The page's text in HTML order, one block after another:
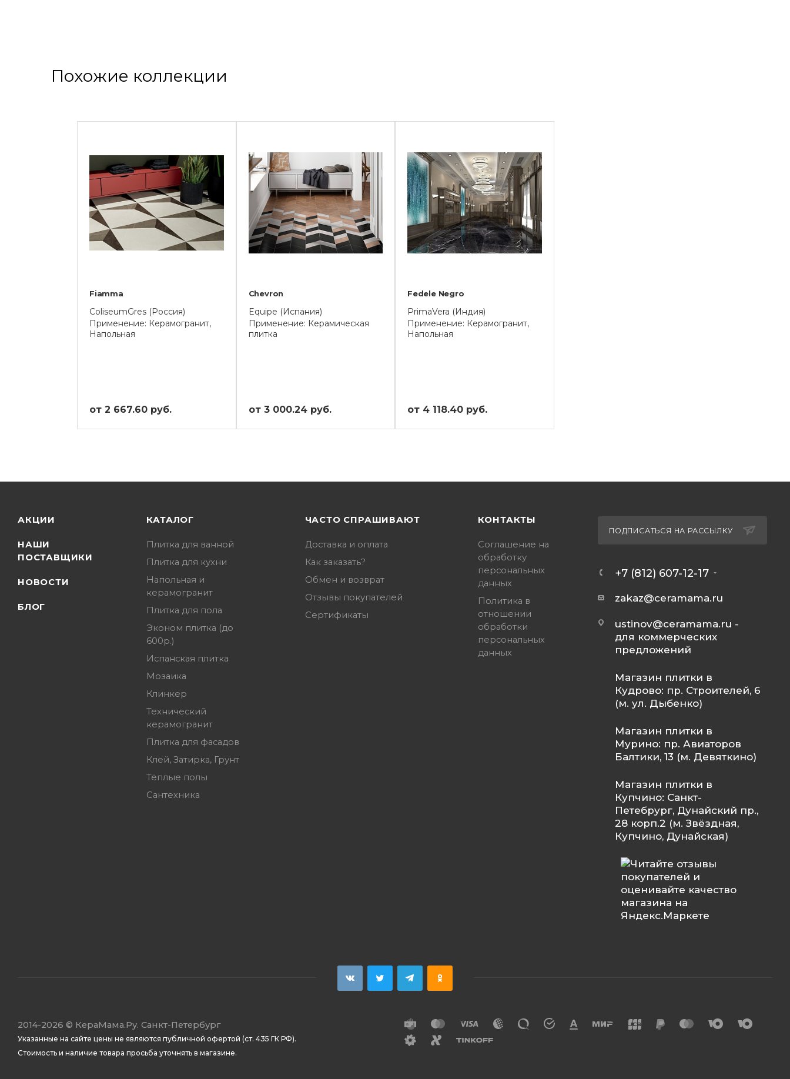
Похожие коллекции
Fiamma
ColiseumGres (Россия)
Применение: Керамогранит,
Напольная
от 2 667.60 руб.
Chevron
Equipe (Испания)
Применение: Керамическая
плитка
от 3 000.24 руб.
Fedele Negro
PrimaVera (Индия)
Применение: Керамогранит,
Напольная
от 4 118.40 руб.
АКЦИИ
НАШИ
ПОСТАВЩИКИ
НОВОСТИ
БЛОГ
КАТАЛОГ
Плитка для ванной
Плитка для кухни
Напольная и
керамогранит
Плитка для пола
Эконом плитка (до
600р.)
Испанская плитка
Мозаика
Клинкер
Технический
керамогранит
Плитка для фасадов
Клей, Затирка, Грунт
Тёплые полы
Сантехника
ЧАСТО СПРАШИВАЮТ
Доставка и оплата
Как заказать?
Обмен и возврат
Отзывы покупателей
Сертификаты
КОНТАКТЫ
Соглашение на
обработку
персональных
данных
Политика в
отношении
обработки
персональных
данных
ПОДПИСАТЬСЯ НА РАССЫЛКУ
+7 (812) 607-12-17
zakaz@ceramama.ru
ustinov@ceramama.ru -
для коммерческих
предложений
Магазин плитки в
Кудрово: пр. Строителей, 6
(м. ул. Дыбенко)
Магазин плитки в
Мурино: пр. Авиаторов
Балтики, 13 (м. Девяткино)
Магазин плитки в
Купчино: Санкт-
Петебрург, Дунайский пр.,
28 корп.2 (м. Звёздная,
Купчино, Дунайская)
2014-2026 © КераМама.Ру. Санкт-Петербург
Указанные на сайте цены не являются публичной офертой (ст. 435 ГК РФ).
Стоимость и наличие товара просьба уточнять в магазине.